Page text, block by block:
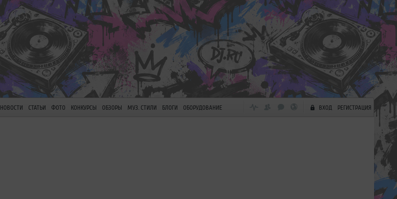
НОВОСТИ СТАТЬИ ФОТО КОНКУРСЫ ОБЗОРЫ МУЗ. СТИЛИ БЛОГИ ОБОРУДОВАНИЕ ВХОД РЕГИСТРАЦИЯ